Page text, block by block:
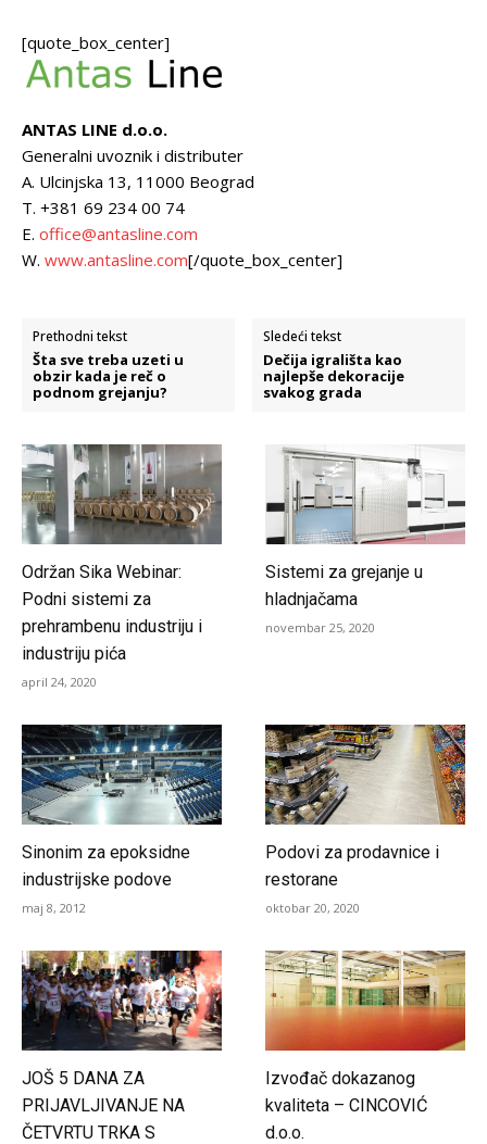
[quote_box_center]
ANTAS LINE d.o.o.
Generalni uvoznik i distributer
A. Ulcinjska 13, 11000 Beograd
T. +381 69 234 00 74
E. office@antasline.com
W. www.antasline.com[/quote_box_center]
Prethodni tekst
Šta sve treba uzeti u
obzir kada je reč o
podnom grejanju?
Sledeći tekst
Dečija igrališta kao
najlepše dekoracije
svakog grada
Održan Sika Webinar:
Podni sistemi za
prehrambenu industriju i
industriju pića
april 24, 2020
Sistemi za grejanje u
hladnjačama
novembar 25, 2020
Sinonim za epoksidne
industrijske podove
maj 8, 2012
Podovi za prodavnice i
restorane
oktobar 20, 2020
JOŠ 5 DANA ZA
PRIJAVLJIVANJE NA
ČETVRTU TRKA S
Izvođač dokazanog
kvaliteta – CINCOVIĆ
d.o.o.